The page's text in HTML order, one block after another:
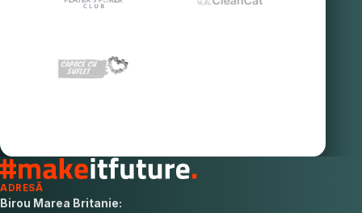
ADRESĂ
Birou Marea Britanie: